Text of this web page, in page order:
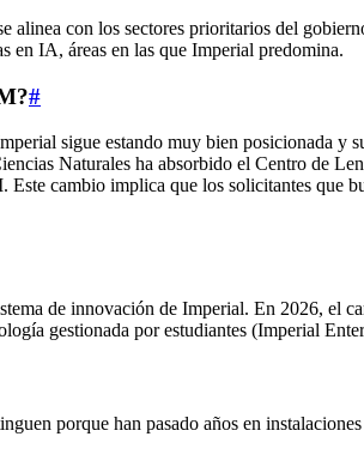
alinea con los sectores prioritarios del
en IA, áreas en las que Imperial predomina.
#
sigue estando muy bien posicionada y
Naturales ha absorbido el Centro de
cambio implica que los solicitantes que
de innovación de Imperial. En 2026, el
gestionada por estudiantes (Imperial
porque han pasado años en